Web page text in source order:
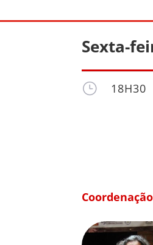
Sexta-
} 18H30